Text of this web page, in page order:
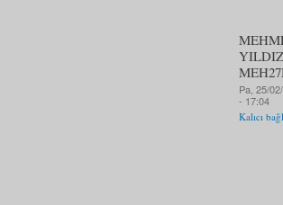
YILDIZ
Pa, 25/
- 17:04
Kalıcı